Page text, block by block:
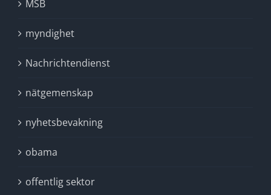
MSB
myndighet
Nachrichtendienst
nätgemenskap
nyhetsbevakning
obama
offentlig sektor